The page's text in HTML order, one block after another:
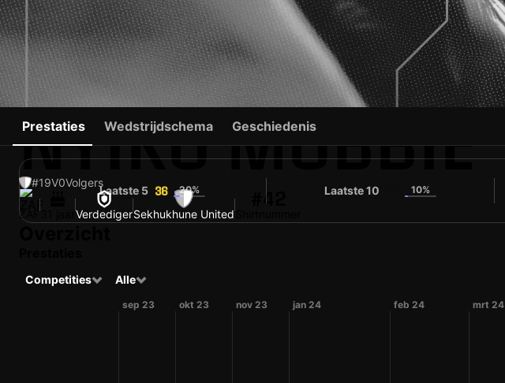
NYIKO MOBBIE
#19V0Volgers
ZAF VerdedigerSekhukhune United
#42
Prestaties Wedstrijdschema Geschiedenis
Laatste 5 36 20% Laatste 10 10%
Competities Alle
sep 23 okt 23 nov 23 jan 24 feb 24 mrt 24